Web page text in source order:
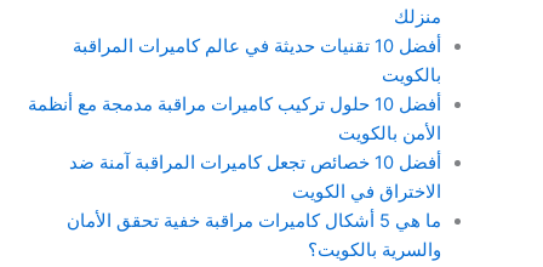
منزلك
أفضل 10 تقنيات حديثة في عالم كاميرات المراقبة
بالكويت
أفضل 10 حلول تركيب كاميرات مراقبة مدمجة مع أنظمة
الأمن بالكويت
أفضل 10 خصائص تجعل كاميرات المراقبة آمنة ضد
الاختراق في الكويت
ما هي 5 أشكال كاميرات مراقبة خفية تحقق الأمان
والسرية بالكويت؟